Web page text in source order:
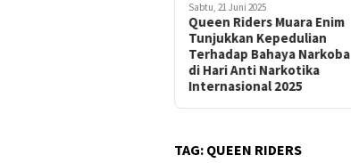
Sabtu, 21 Juni 2025
Queen Riders Muara Enim
Tunjukkan Kepedulian
Terhadap Bahaya Narkoba
di Hari Anti Narkotika
Internasional 2025
TAG: QUEEN RIDERS